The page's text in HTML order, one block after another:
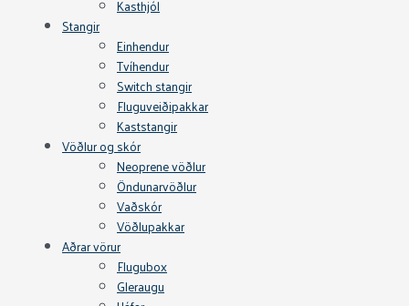
Kasthjól
Stangir
Einhendur
Tvíhendur
Switch stangir
Fluguveiðipakkar
Kaststangir
Vöðlur og skór
Neoprene vöðlur
Öndunarvöðlur
Vaðskór
Vöðlupakkar
Aðrar vörur
Flugubox
Gleraugu